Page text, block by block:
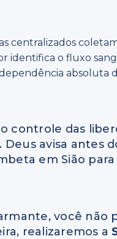
centralizados
identifica o fluxo
absoluta
controle das
avisa antes
em Sião
você não
realizaremos a